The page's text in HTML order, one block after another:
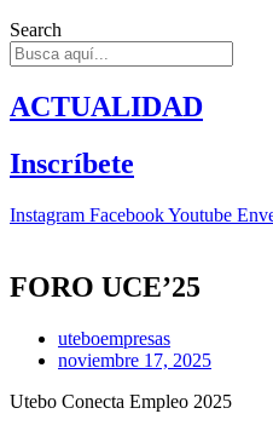
Search
ACTUALIDAD
Inscríbete
Instagram FacebookYoutube
FORO UCE’25
uteboempresas
noviembre 17, 2025
Utebo Conecta Empleo 2025